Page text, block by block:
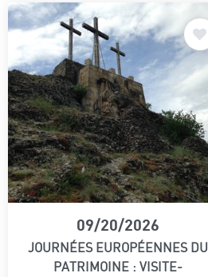
09/20/2026
JOURNÉES EUROPÉENNES DU
PATRIMOINE : VISITE-